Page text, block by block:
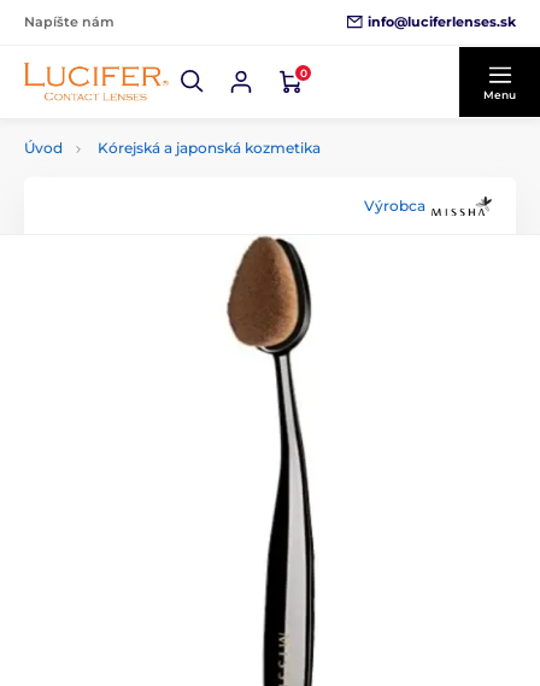
Napíšte nám info@luciferlenses.sk
0
Menu
Úvod Kórejská a japonská kozmetika
Výrobca